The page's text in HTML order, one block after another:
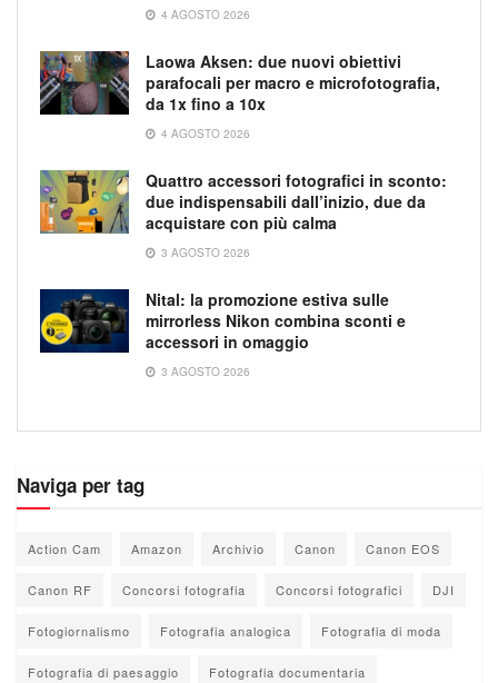
4 AGOSTO 2026
Laowa Aksen: due nuovi obiettivi
parafocali per macro e microfotografia,
da 1x fino a 10x
4 AGOSTO 2026
Quattro accessori fotografici in sconto:
due indispensabili dall’inizio, due da
acquistare con più calma
3 AGOSTO 2026
Nital: la promozione estiva sulle
mirrorless Nikon combina sconti e
accessori in omaggio
3 AGOSTO 2026
Naviga per tag
Action Cam Amazon Archivio Canon Canon EOS
Canon RF Concorsi fotografia Concorsi fotografici DJI
Fotogiornalismo Fotografia analogica Fotografia di moda
Fotografia di paesaggio Fotografia documentaria